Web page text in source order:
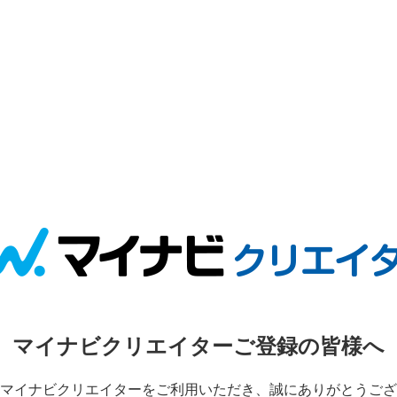
マイナビクリエイターご登録の皆様へ
イナビクリエイターをご利用いただき、誠にありがとうご